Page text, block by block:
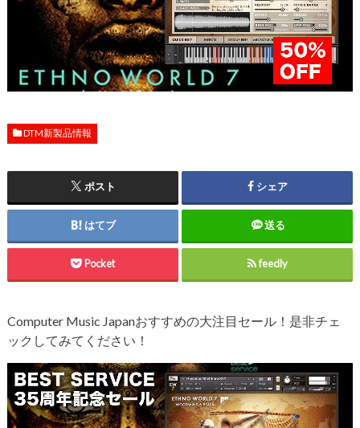
DTM新製品情報
ポスト シェア
はてブ 送る
Pocket feedly
Computer Music Japanおすすめの大注目セール！是非チェ
ックしてみてください！